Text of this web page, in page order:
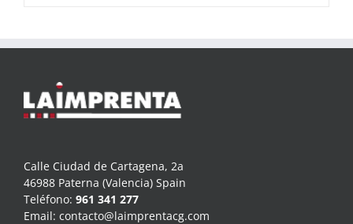
Calle Ciudad de Cartagena, 2a
46988 Paterna (Valencia) Spain
Teléfono: 961 341 277
Email: contacto@laimprentacg.com